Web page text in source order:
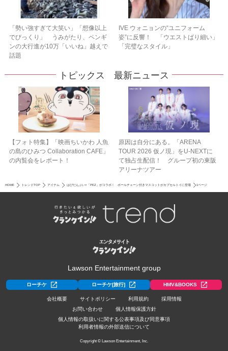
「勢い強すぎて大笑い」「想像以上
でびっくり」 うみがたり、ペンギ
ンの大行進が10万「いいね」越えで
話題
IVE ウォニョンの“ユニフォーム
姿”に反響！ 「ウエストばり細い」
「完璧なスタイル」
トピックス 最新ニュース
【フォト特集】「映画ちいかわ 人魚
の島のひみつ Collaboration CAFE」
の内覧会をレポート！
原因は自分にある。「ARENA
TOUR 2026 仮ノ現」をU-NEXTに
て独占生配信！ グループ初の東阪
アリーナツアー
HOME トレンドTOP アイテム はぴだんぶい×「PEZ」がコラボ！ ボールチェーン付きマスコットがカプセルトイに登場 1ページ
Lawson Entertainment group
ローチケ ローチケ[旅行] HMV&BOOKS
会社概要 サイトポリシー 利用規約
採用情報
お問い合わせ
個人情報保護方針
個人情報の取扱いに関する公表事項及び同意事項
利用者情報の外部送信について
Copyright © Lawson Entertainment, Inc.